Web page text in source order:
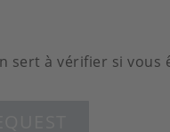
sert à vérifier si